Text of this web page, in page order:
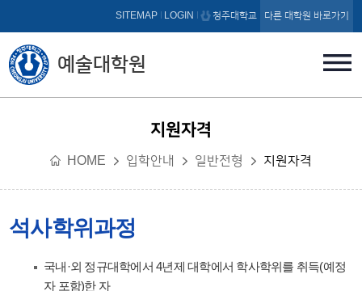
본문 바로가기
예술대학원
SITEMAP LOGIN 청주대학교 다른 대학원 바로가기
지원자격
HOME 입학안내 일반전형 지원자격
석사학위과정
국내·외 정규대학에서 4년제 대학에서 학사학위를 취득(예정
자 포함)한 자